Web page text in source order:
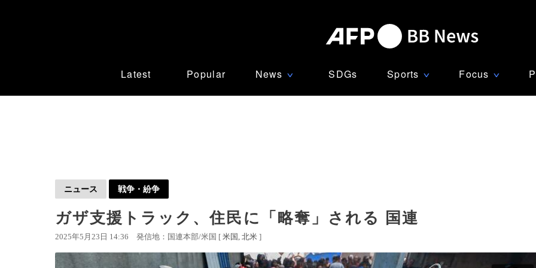
Latest Popular News ∨ SDGs Sports ∨ Focus ∨
ニュース 戦争・紛争
ガザ支援トラック、住民に「略奪」される 国連
2025年5月23日 14:36 発信地：国連本部/米国 [ 米国 北米 ]